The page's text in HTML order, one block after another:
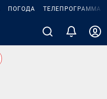
ПОГОДА ТЕЛЕПРОГРАММА